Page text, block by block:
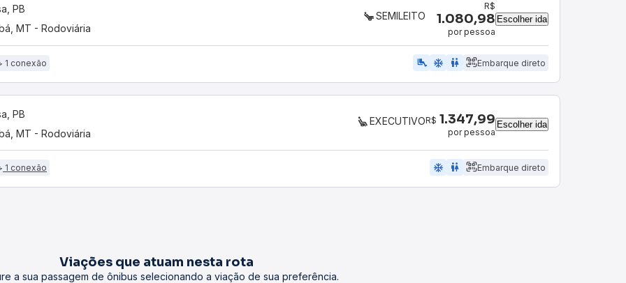
PB
MT - Rodoviária
SEMILEITO
R$
1.080,98
por pessoa
Escolher ida
1 conexão airline_seat_legroom_extra ac_unit WC Embarque direto
PB
MT - Rodoviária
EXECUTIVOR$ 1.347,99
por pessoa
Escolher ida
1 conexão ac_unit wc Embarque direto
Viações que atuam nesta rota
a sua passagem de ônibus selecionando a viação de sua preferência.